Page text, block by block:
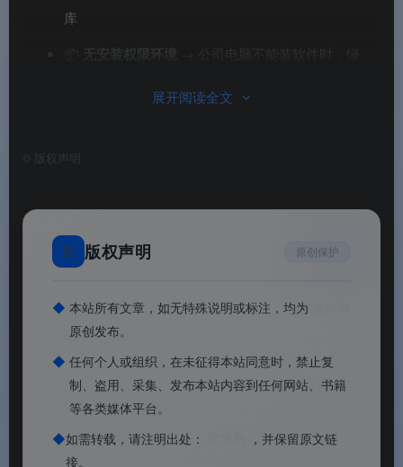
库
无安装权限环境 → 公司电脑不能装软件时，绿
UltraSearch搜索Windows专业版
展开阅读全文
版权声明
📄 版权声明 原创保护
◆ 本站所有文章，如无特殊说明或标注，均为
原创发布。
◆ 任何个人或组织，在未征得本站同意时，禁止复
制、盗用、采集、发布本站内容到任何网站、书籍
等各类媒体平台。
◆如需转载，请注明出处：
，并保留原文链
接。